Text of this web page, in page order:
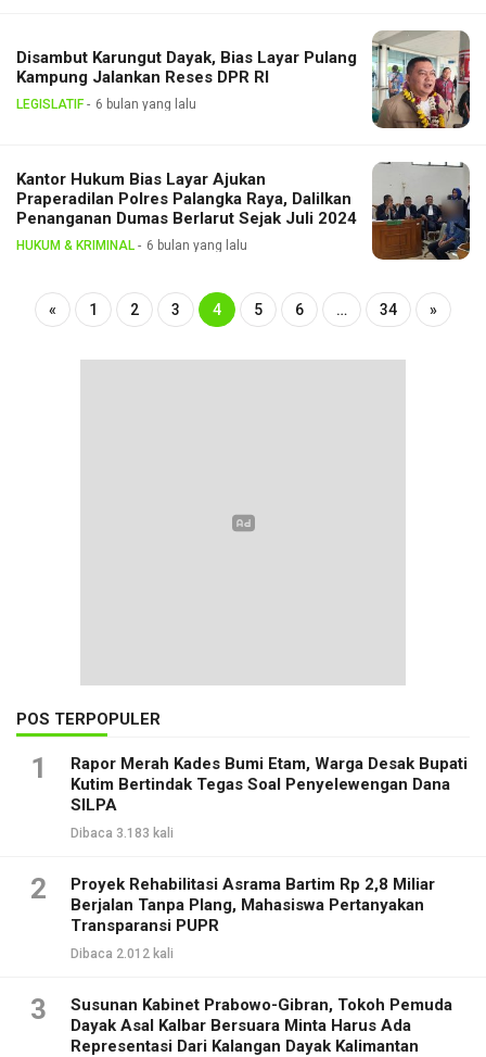
Disambut Karungut Dayak, Bias Layar Pulang
Kampung Jalankan Reses DPR RI
LEGISLATIF 6 bulan yang lalu
Kantor Hukum Bias Layar Ajukan
Praperadilan Polres Palangka Raya, Dalilkan
Penanganan Dumas Berlarut Sejak Juli 2024
HUKUM & KRIMINAL 6 bulan yang lalu
« 1 2 3 4 5 6 … 34 »
POS TERPOPULER
1
Rapor Merah Kades Bumi Etam, Warga Desak Bupati
Kutim Bertindak Tegas Soal Penyelewengan Dana
SILPA
Dibaca 3.183 kali
2
Proyek Rehabilitasi Asrama Bartim Rp 2,8 Miliar
Berjalan Tanpa Plang, Mahasiswa Pertanyakan
Transparansi PUPR
Dibaca 2.012 kali
3
Susunan Kabinet Prabowo-Gibran, Tokoh Pemuda
Dayak Asal Kalbar Bersuara Minta Harus Ada
Representasi Dari Kalangan Dayak Kalimantan